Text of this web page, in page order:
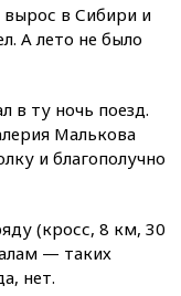
бюджета
Организаторы
что конкурс
Машков: в РФ
концепцию
театрального
до 2035 года
вырос в Сибири и
А лето не было
в ту ночь поезд.
Малькова
и благополучно
(кросс, 8 км, 30
— таких
нет.